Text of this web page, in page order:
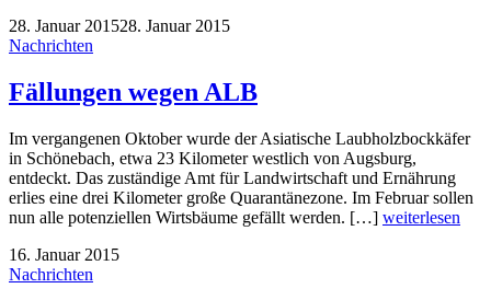
28. Januar 201528. Januar 2015
Nachrichten
Fällungen wegen ALB
Im vergangenen Oktober wurde der Asiatische Laubholzbockkäfer
in Schönebach, etwa 23 Kilometer westlich von Augsburg,
entdeckt. Das zuständige Amt für Landwirtschaft und Ernährung
erlies eine drei Kilometer große Quarantänezone. Im Februar sollen
nun alle potenziellen Wirtsbäume gefällt werden. […] weiterlesen
16. Januar 2015
Nachrichten